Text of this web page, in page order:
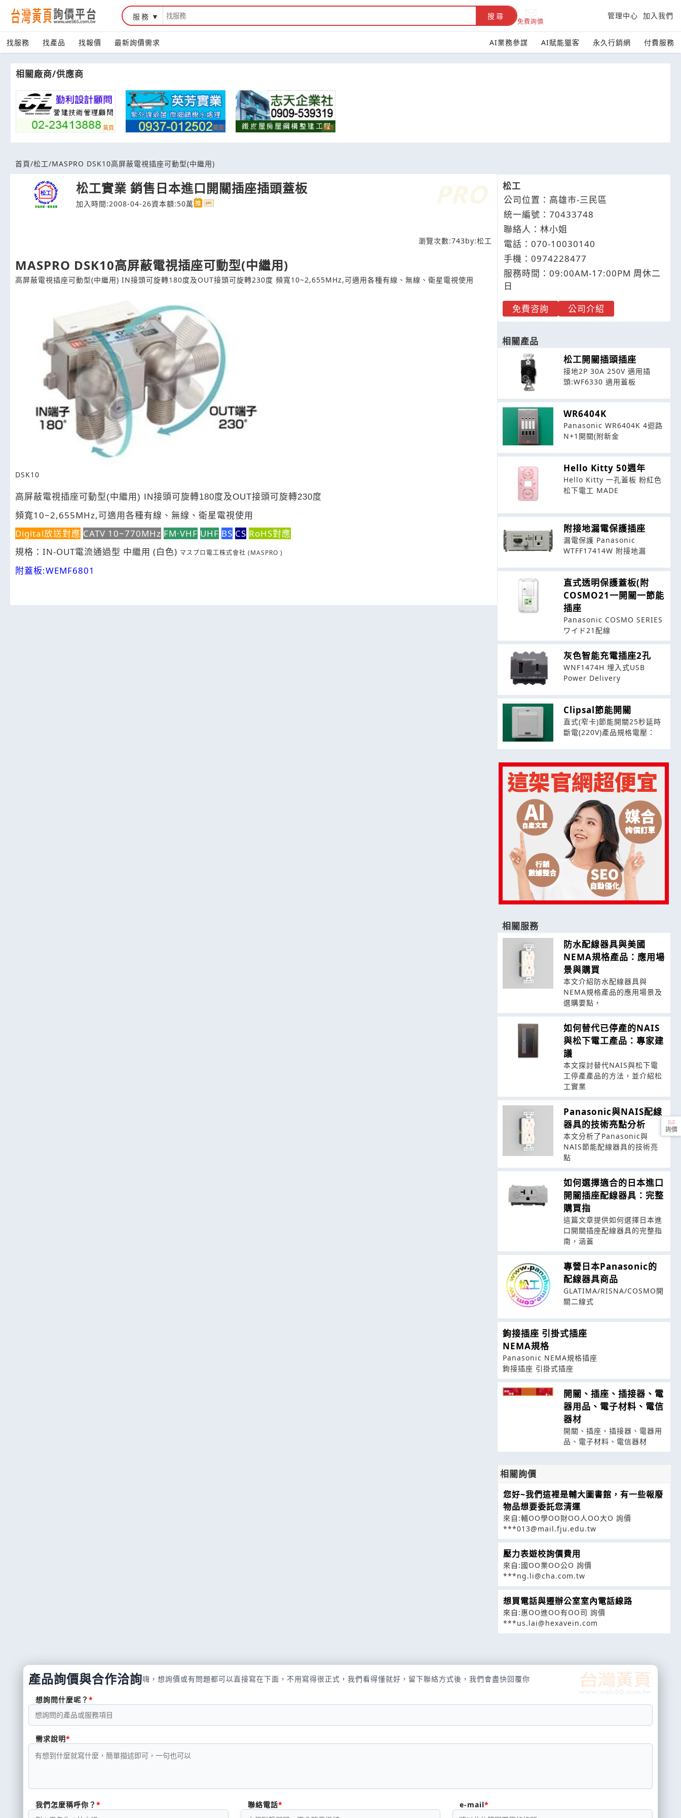
台灣黃頁詢價平台
服務 搜尋
免費詢價
管理中心 加入我們
找服務 找產品 找報價 最新詢價需求 AI業務參謀 AI賦能獵客 永久行銷網 付費服務
相關廠商/供應商
首頁/松工/MASPRO DSK10高屏蔽電視插座可動型(中繼用)
松工實業 銷售日本進口開關插座插頭蓋板
加入時間:2008-04-26資本額:50萬
瀏覽次數:743by:松工
MASPRO DSK10高屏蔽電視插座可動型(中繼用)
高屏蔽電視插座可動型(中繼用) IN接頭可旋轉180度及OUT接頭可旋轉230度 頻寬10~2,655MHz,可適用各種有線、無線、衛星電視使用
DSK10
高屏蔽電視插座可動型(中繼用) IN接頭可旋轉180度及OUT接頭可旋轉230度
頻寬10~2,655MHz,可適用各種有線、無線、衛星電視使用
Digital放送對應 CATV 10~770MHz FM·VHF UHF BS CS RoHS對應
規格：IN-OUT電流通過型 中繼用 (白色) マスプロ電工株式會社 (MASPRO )
附蓋板:WEMF6801
松工
公司位置：高雄市-三民區
統一編號：70433748
聯絡人：林小姐
電話： 070-1 0030140
手機： 0974228477
服務時間：09:00AM-17:00PM 周休二
日
免費咨詢
公司介紹
相關產品
松工開關插頭插座
接地2P 30A 250V 適用插
頭:WF6330 適用蓋板
WR6404K
Panasonic WR6404K 4迴路
N+1開關(附新金
Hello Kitty 50週年
Hello Kitty 一孔蓋板 粉紅色
松下電工 MADE
附接地漏電保護插座
漏電保護 Panasonic
WTFF17414W 附接地漏
直式透明保護蓋板(附
COSMO21一開關一節能
插座
Panasonic COSMO SERIES
ワイド21配線
灰色智能充電插座2孔
WNF1474H 埋入式USB
Power Delivery
Clipsal節能開關
直式(窄卡)節能開關25秒延時
斷電(220V)產品規格電壓：
相關服務
防水配線器具與美國
NEMA規格產品：應用場
景與購買
本文介紹防水配線器具與
NEMA規格產品的應用場景及
選購要點，
如何替代已停產的NAIS
與松下電工產品：專家建
議
本文探討替代NAIS與松下電
工停產產品的方法，並介紹松
工實業
Panasonic與NAIS配線
器具的技術亮點分析
本文分析了Panasonic與
NAIS節能配線器具的技術亮
點
如何選擇適合的日本進口
開關插座配線器具：完整
購買指
這篇文章提供如何選擇日本進
口開關插座配線器具的完整指
南，涵蓋
專營日本Panasonic的
配線器具商品
GLATIMA/RISNA/COSMO開
關二線式
鉤接插座 引掛式插座
NEMA規格
Panasonic NEMA規格插座
鉤接插座 引掛式插座
開關、插座、插接器、電
器用品、電子材料、電信
器材
開關、插座、插接器、電器用
品、電子材料、電信器材
相關詢價
您好~我們這裡是輔大圖書館，有一些報廢
物品想要委託您清運
來自:輔OO學OO財OO人OO大O 詢價
***013@mail.fju.edu.tw
壓力表遊校詢價費用
來自:國OO業OO公O 詢價
***ng.li@cha.com.tw
想買電話與遷辦公室室內電話線路
來自:惠OO進OO有OO司 詢價
***us.lai@hexavein.com
產品詢價與合作洽詢嗨，想詢價或有問題都可以直接寫在下面，不用寫得很正式，我們看得懂就好，留下聯絡方式後，我們會盡快回覆你
想詢問什麼呢？
需求說明
我們怎麼稱呼你？ 聯絡電話 e-mail
詢價